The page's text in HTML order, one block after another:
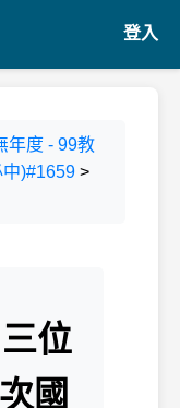
登入
年度 - 99教
)#1659 >
位
國